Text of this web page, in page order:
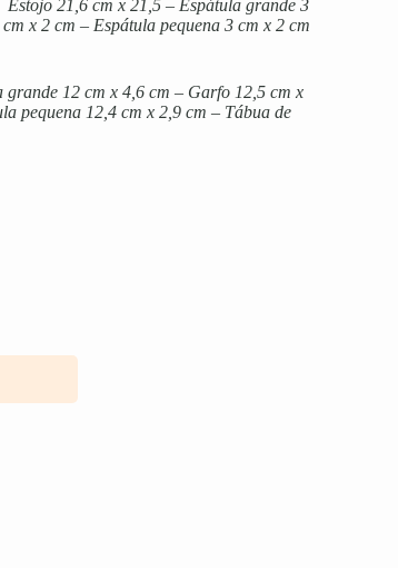
Estojo 21,6 cm x 21,5 – Espátula grande 3
x 2 cm – Espátula pequena 3 cm x 2 cm
grande 12 cm x 4,6 cm – Garfo 12,5 cm x
pequena 12,4 cm x 2,9 cm – Tábua de